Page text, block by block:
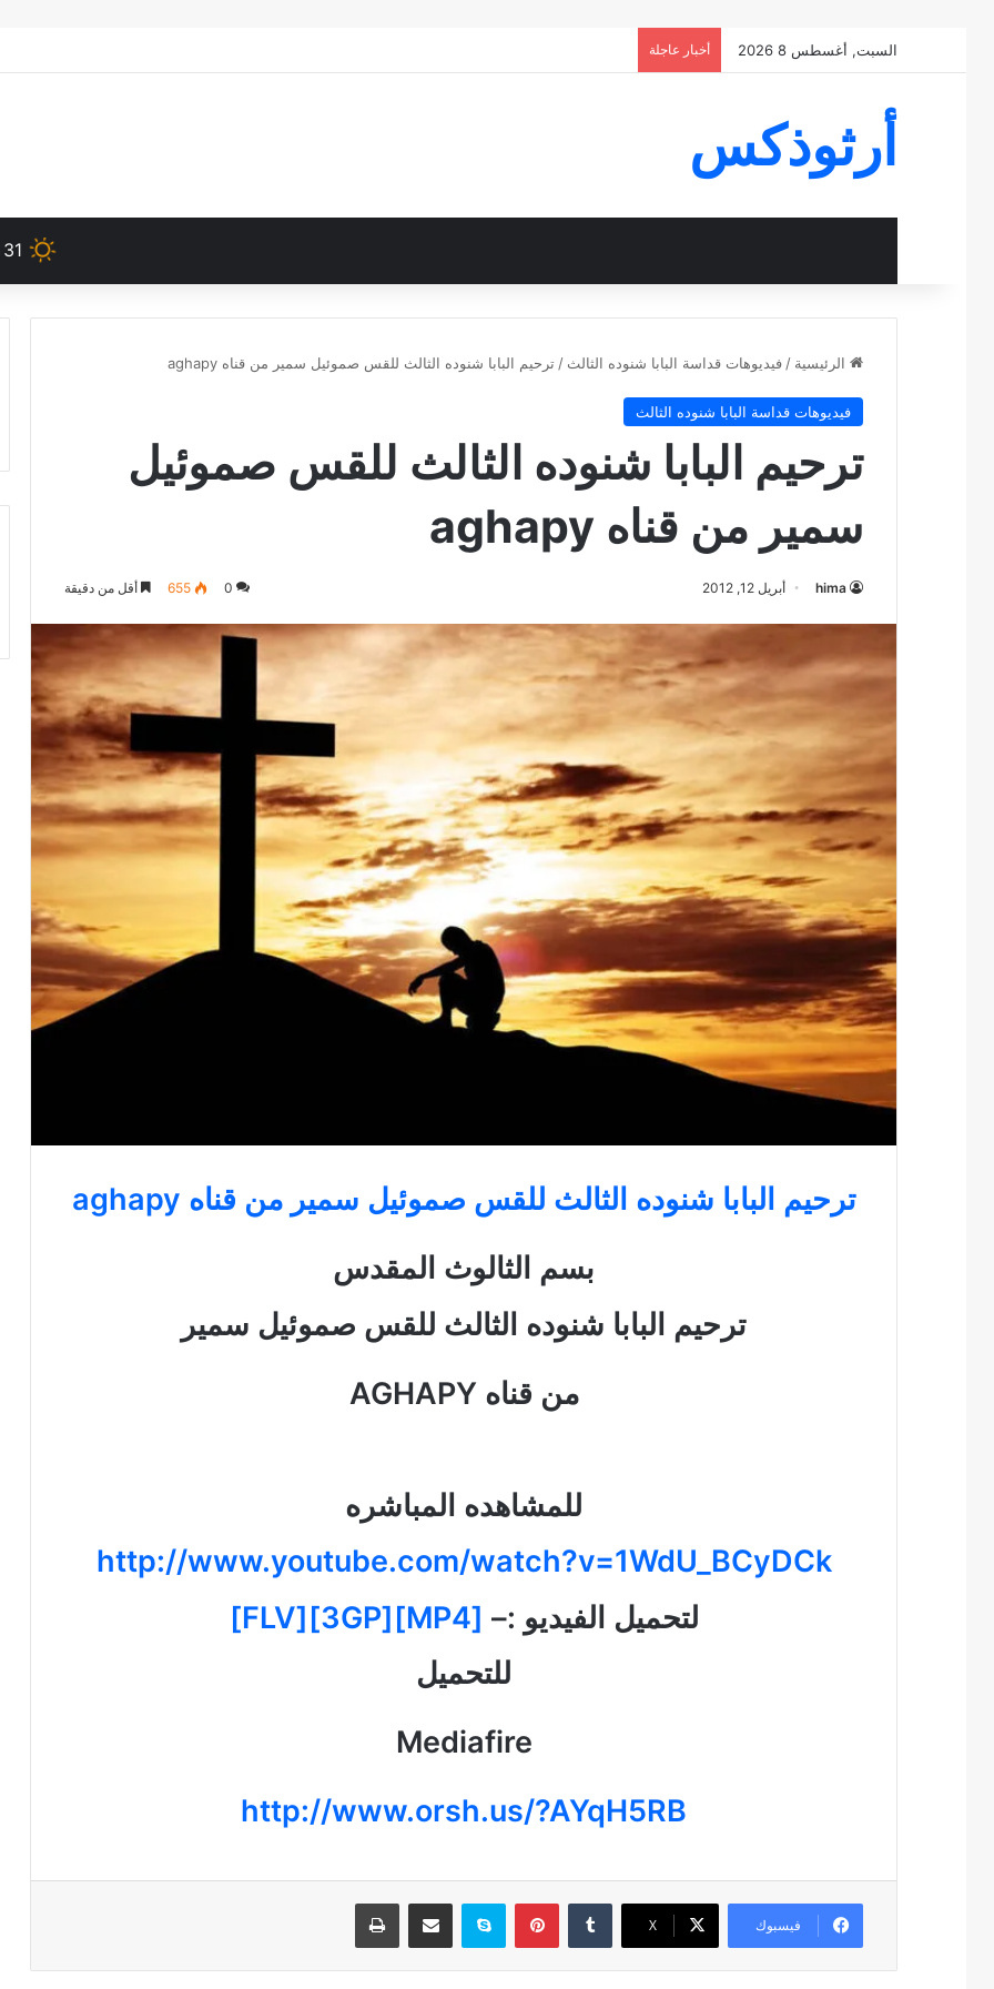
السبت, أغسطس 8 2026 أخبار عاجلة
أرثوذكس
31
الرئيسية / فيديوهات قداسة البابا شنوده الثالث / ترحيم البابا شنوده الثالث للقس صموئيل سمير من قناه aghapy
فيديوهات قداسة البابا شنوده الثالث
ترحيم البابا شنوده الثالث للقس صموئيل
سمير من قناه aghapy
hima أبريل 12, 2012 0
655 أقل من دقيقة
ترحيم البابا شنوده الثالث للقس صموئيل سمير من قناه aghapy
بسم الثالوث المقدس
ترحيم البابا شنوده الثالث للقس صموئيل سمير
من قناه AGHAPY
للمشاهده المباشره
http://www.youtube.com/watch?v=1WdU_BCyDCk
لتحميل الفيديو :– [MP4][3GP][FLV]
للتحميل
Mediafire
http://www.orsh.us/?AYqH5RB
فيسبوك ‫X
بينتيريستسكايب مشاركة عبر البريد طباعة